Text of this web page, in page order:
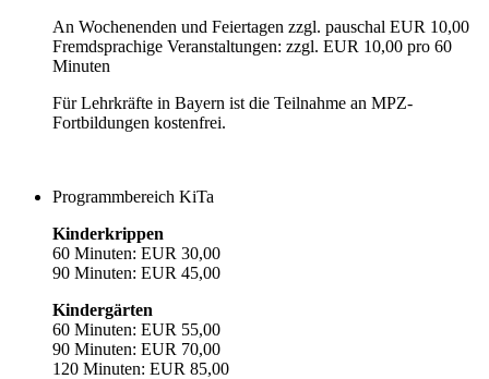
An Wochenenden und Feiertagen zzgl. pauschal EUR 10,00
Fremdsprachige Veranstaltungen: zzgl. EUR 10,00 pro 60
Minuten
Für Lehrkräfte in Bayern ist die Teilnahme an MPZ-
Fortbildungen kostenfrei.
Programmbereich KiTa
Kinderkrippen
60 Minuten: EUR 30,00
90 Minuten: EUR 45,00
Kindergärten
60 Minuten: EUR 55,00
90 Minuten: EUR 70,00
120 Minuten: EUR 85,00